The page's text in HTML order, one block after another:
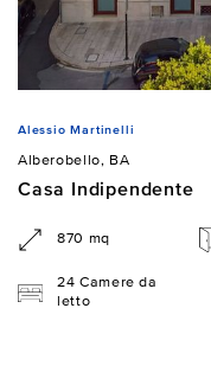
Alessio Martinelli
Alberobello, BA
Casa Indipendente
870 mq
24 Camere da
letto